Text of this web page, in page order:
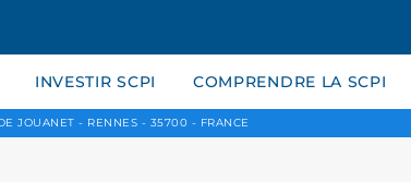
INVESTIR SCPI COMPRENDRE LA SCPI
JOUANET - RENNES - 35700 - FRANCE